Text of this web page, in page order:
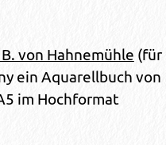
von Hahnemühle (für
ein Aquarellbuch von
im Hochformat